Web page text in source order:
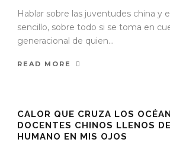
Hablar sobre las juventudes china y
sencillo, sobre todo si se toma en
generacional de quien...
READ MORE
CALOR QUE CRUZA LOS
DOCENTES CHINOS LLENOS
HUMANO EN MIS OJOS